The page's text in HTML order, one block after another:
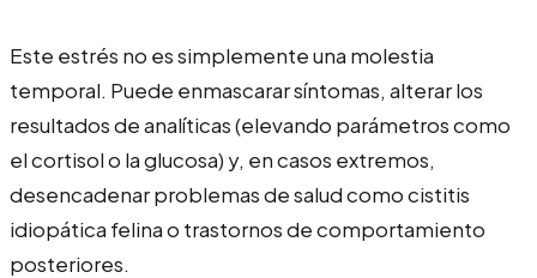
Este estrés no es simplemente una molestia
temporal. Puede enmascarar síntomas, alterar los
resultados de analíticas (elevando parámetros como
el cortisol o la glucosa) y, en casos extremos,
desencadenar problemas de salud como cistitis
idiopática felina o trastornos de comportamiento
posteriores.